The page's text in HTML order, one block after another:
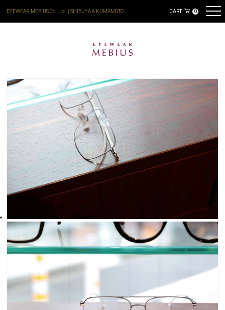
EYEWEAR MEBIUS Co., Ltd. | SHIBUYA & KUMAMOTO CART 0